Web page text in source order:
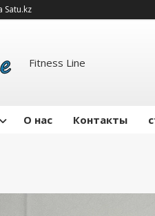
Satu.kz
Fitness Line
О нас Контакты